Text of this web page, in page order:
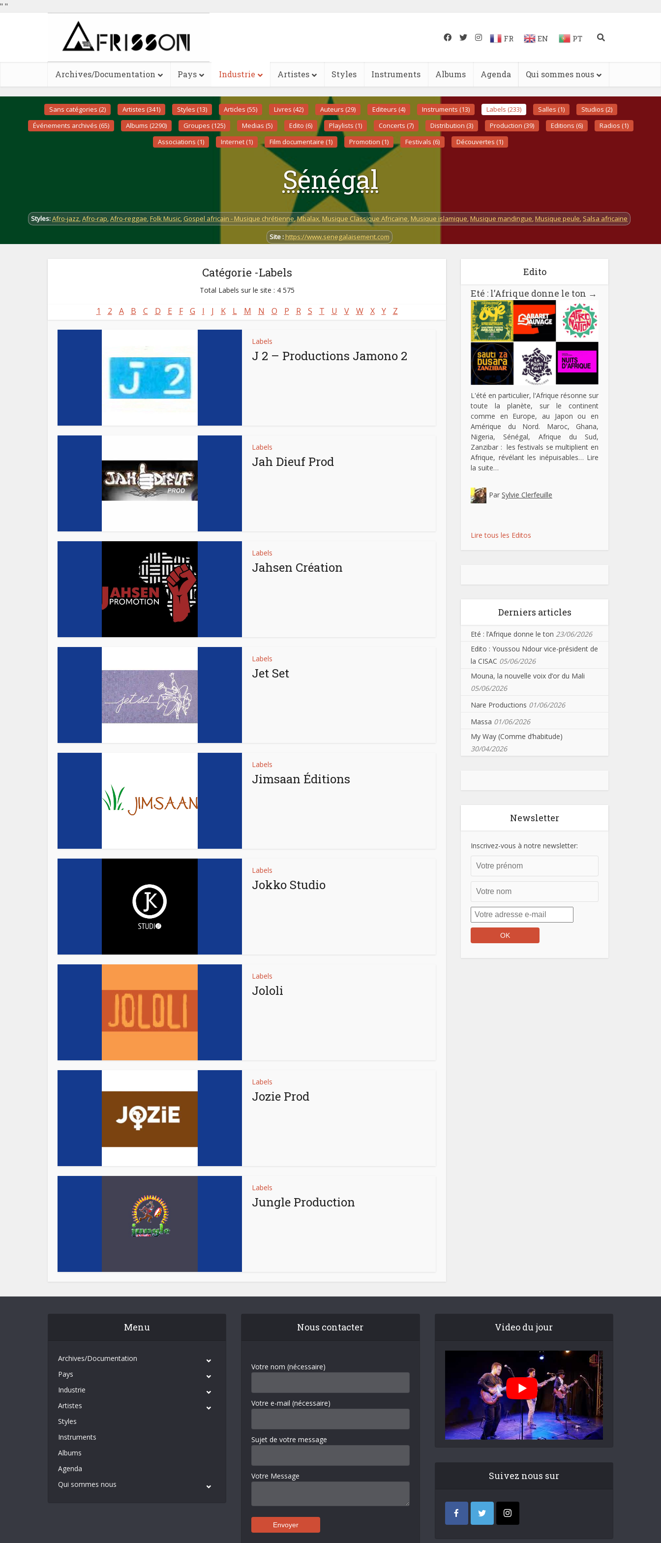
" "
FR EN PT
Archives/Documentation Pays Industrie Artistes Styles Instruments Albums Agenda Qui sommes nous
Sans catégories (2) Artistes (341) Styles (13) Articles (55) Livres (42) Auteurs (29) Editeurs (4) Instruments (13) Labels (233) Salles (1)
Studios (2)
Événements archivés (65)
Albums (2290) Groupes (125) Medias (5) Edito (6) Playlists (1) Concerts (7) Distribution (3) Production (39) Editions (6)
Radios (1)
Associations (1)
Internet (1) Film documentaire (1) Promotion (1) Festivals (6) Découvertes (1)
Sénégal
Styles:Afro-jazz,Afro-rap,Afro-reggae,Folk Music,Gospel africain - Musique chrétienne,Mbalax, Musique Classique Africaine, Musique islamique,Musique mandingue,Musique peule, Salsa africaine
Site : https://www.senegalaisement.com
Catégorie -Labels
Total Labels sur le site : 4 575
1 2 A B C D E F G I J K L M N O P R S T U V W X Y Z
Labels
J 2 – Productions Jamono 2
Labels
Jah Dieuf Prod
Labels
Jahsen Création
Labels
Jet Set
Labels
Jimsaan Éditions
Labels
Jokko Studio
Labels
Jololi
Labels
Jozie Prod
Labels
Jungle Production
Edito
Eté : l’Afrique donne le ton →
L'été en particulier, l'Afrique résonne sur
toute la planète, sur le continent
comme en Europe, au Japon ou en
Amérique du Nord. Maroc, Ghana,
Nigeria, Sénégal, Afrique du Sud,
Zanzibar : les festivals se multiplient en
Afrique, révélant les inépuisables… Lire
la suite…
Par Sylvie Clerfeuille
Lire tous les Editos
Derniers articles
Eté : l’Afrique donne le ton 23/06/2026
Edito : Youssou Ndour vice-président de
la CISAC 05/06/2026
Mouna, la nouvelle voix d’or du Mali
05/06/2026
Nare Productions 01/06/2026
Massa 01/06/2026
My Way (Comme d’habitude)
30/04/2026
Newsletter
Inscrivez-vous à notre newsletter:
Menu
Archives/Documentation
Pays
Industrie
Artistes
Styles
Instruments
Albums
Agenda
Qui sommes nous
Nous contacter
Votre nom (nécessaire)
Votre e-mail (nécessaire)
Sujet de votre message
Votre Message
Video du jour
Suivez nous sur